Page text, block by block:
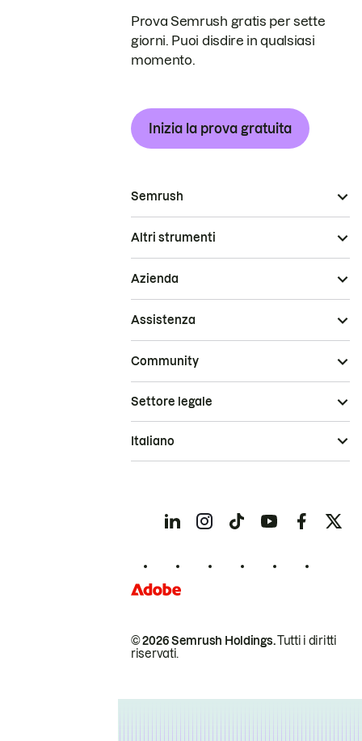
Prova Semrush gratis per sette
giorni. Puoi disdire in qualsiasi
momento.
Inizia la prova gratuita
Semrush
Altri strumenti
Azienda
Assistenza
Community
© 2026 Semrush Holdings.Tutti i diritti
riservati.
Settore legale
Italiano